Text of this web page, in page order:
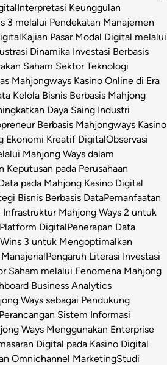
Interpretasi Keunggulan
3 melalui Pendekatan Manajemen
Kajian Pasar Modal Digital melalui
Dinamika Investasi Berbasis
Saham Sektor Teknologi
Mahjongways Kasino Online di Era
Kelola Bisnis Berbasis Mahjong
Daya Saing Industri
Berbasis Mahjongways Kasino
Ekonomi Kreatif DigitalObservasi
Mahjong Ways dalam
Keputusan pada Perusahaan
pada Mahjong Kasino Digital
Bisnis Berbasis DataPemanfaatan
Mahjong Ways 2 untuk
DigitalPenerapan Data
3 untuk Mengoptimalkan
Pengaruh Literasi Investasi
Saham melalui Fenomena Mahjong
Business Analytics
Ways sebagai Pendukung
Perancangan Sistem Informasi
Ways Menggunakan Enterprise
Digital pada Kasino Digital
Omnichannel MarketingStudi